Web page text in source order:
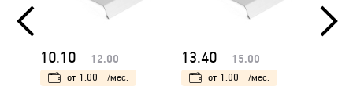
10.10 12.00
от 1.00 /мес.
13.40 15.00
от 1.00 /мес.